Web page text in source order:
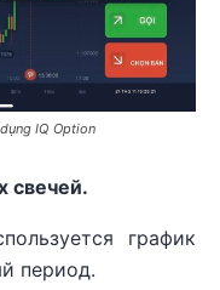
IQ Option
свечей.
график
период.